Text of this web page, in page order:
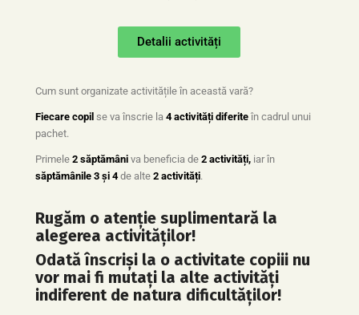
Detalii activități
Cum sunt organizate activitățile în această vară?
Fiecare copil se va înscrie la 4 activități diferiteîn cadrul unui
pachet.
Primele 2 săptămâniva beneficia de 2 activități,iar în
săptămânile 3 și 4de alte 2 activități.
Rugăm o atenție suplimentară la
alegerea activităților!
Odată înscriși la o activitate copiii nu
vor mai fi mutați la alte activități
indiferent de natura dificultăților!